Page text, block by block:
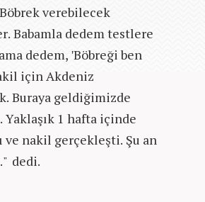
verebilecek
Babamla dedem testlere
dedem, 'Böbreği ben
için Akdeniz
Buraya geldiğimizde
1 hafta içinde
nakil gerçekleşti. Şu an
dedi.